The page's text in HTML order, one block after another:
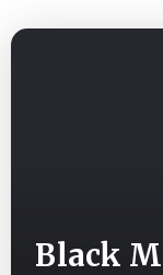
Black